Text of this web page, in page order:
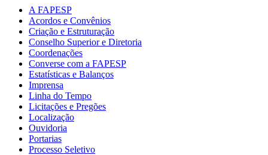
A FAPESP
Acordos e Convênios
Criação e Estruturação
Conselho Superior e Diretoria
Coordenações
Converse com a FAPESP
Estatísticas e Balanços
Imprensa
Linha do Tempo
Licitações e Pregões
Localização
Ouvidoria
Portarias
Processo Seletivo